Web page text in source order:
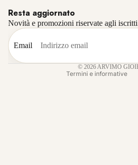
Resta aggiornato
Novità e promozioni riservate agli
Email
© 2026 ARVIMO
Termini e informative
Termini e condizioni del servizio
Recapiti
Informativa sulle spedizioni